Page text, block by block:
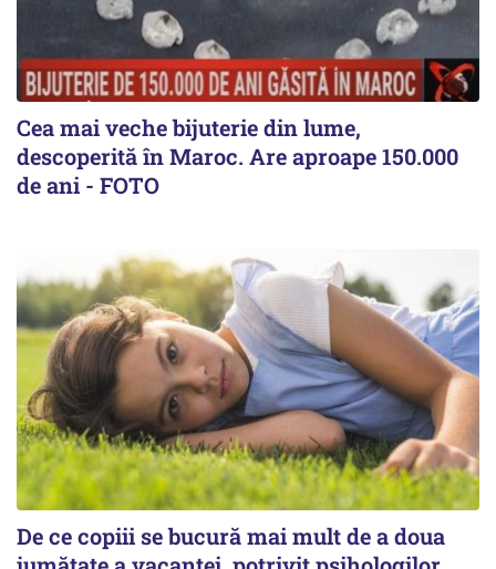
Cea mai veche bijuterie din lume,
descoperită în Maroc. Are aproape 150.000
de ani - FOTO
De ce copiii se bucură mai mult de a doua